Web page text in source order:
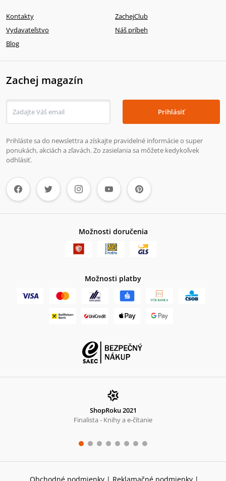
Kontakty
ZachejClub
Vydavateľstvo
Náš príbeh
Blog
Zachej magazín
Prihlásiť
Prihláste sa do newslettra a získajte pravidelné informácie o super
ponukách, akciách a zľavách. Zo zasielania sa môžete kedykoľvek
odhlásiť.
Možnosti doručenia
Možnosti platby
ShopRoku 2021
Finalista - Knihy a e-čítanie
Obchodné podmienky | Reklamačné podmienky |